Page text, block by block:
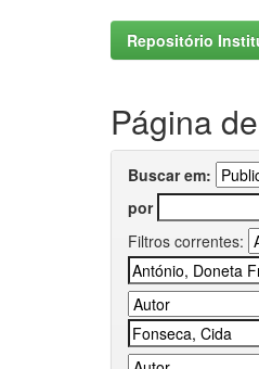
Repositório
Página
Buscar em:
por
Filtros correntes: